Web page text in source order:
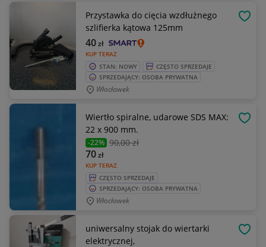
Przystawka do cięcia wzdłużnego
szlifierka kątowa 125mm
KUP TERAZ
40zł
STAN: NOWY
CZĘSTO SPRZEDAJE
SPRZEDAJĄCY: OSOBA PRYWATNA
Włocławek
Wiertło spiralne, udarowe SDS MAX:
22 x 900 mm.
-22% 90,00 zł
KUP TERAZ
70zł
CZĘSTO SPRZEDAJE
SPRZEDAJĄCY: OSOBA PRYWATNA
Włocławek
uniwersalny stojak do wiertarki
elektrycznej,